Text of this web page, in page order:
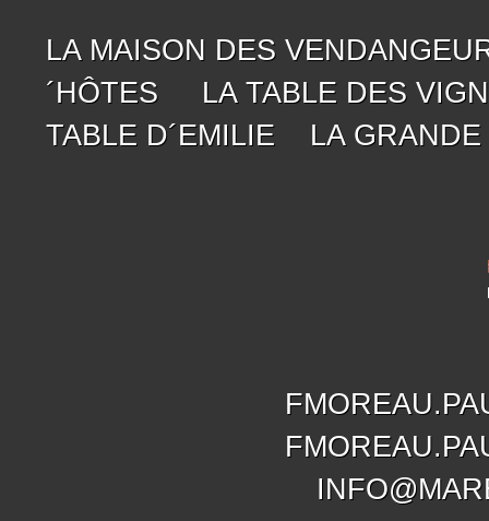
LA MAISON DES
´HÔTES
LA TABLE DES
TABLE D´EMILIE
LA